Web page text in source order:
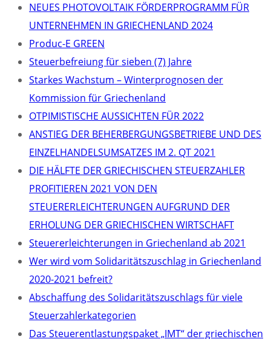
NEUES PHOTOVOLTAIK FÖRDERPROGRAMM FÜR
UNTERNEHMEN IN GRIECHENLAND 2024
Produc-E GREEN
Steuerbefreiung für sieben (7) Jahre
Starkes Wachstum – Winterprognosen der
Kommission für Griechenland
OTPIMISTISCHE AUSSICHTEN FÜR 2022
ANSTIEG DER BEHERBERGUNGSBETRIEBE UND DES
EINZELHANDELSUMSATZES IM 2. QT 2021
DIE HÄLFTE DER GRIECHISCHEN STEUERZAHLER
PROFITIEREN 2021 VON DEN
STEUERERLEICHTERUNGEN AUFGRUND DER
ERHOLUNG DER GRIECHISCHEN WIRTSCHAFT
Steuererleichterungen in Griechenland ab 2021
Wer wird vom Solidaritätszuschlag in Griechenland
2020-2021 befreit?
Abschaffung des Solidaritätszuschlags für viele
Steuerzahlerkategorien
Das Steuerentlastungspaket „IMT“ der griechischen